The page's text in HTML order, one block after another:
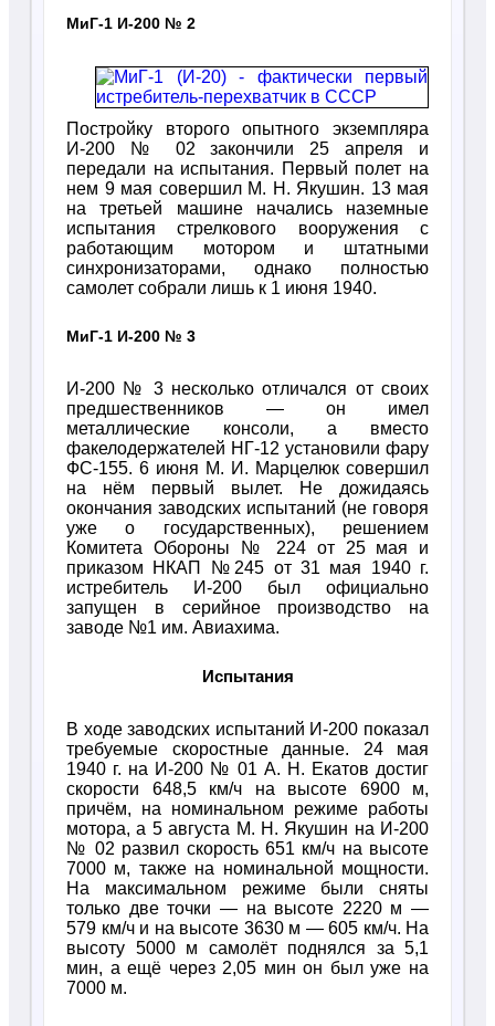
МиГ-1 И-200 № 2
Постройку второго опытного экземпляра
И-200 № 02 закончили 25 апреля и
передали на испытания. Первый полет на
нем 9 мая совершил М. Н. Якушин. 13 мая
на третьей машине начались наземные
испытания стрелкового вооружения с
работающим мотором и штатными
синхронизаторами, однако полностью
самолет собрали лишь к 1 июня 1940.
МиГ-1 И-200 № 3
И-200 № 3 несколько отличался от своих
предшественников — он имел
металлические консоли, а вместо
факелодержателей НГ-12 установили фару
ФС-155. 6 июня М. И. Марцелюк совершил
на нём первый вылет. Не дожидаясь
окончания заводских испытаний (не говоря
уже о государственных), решением
Комитета Обороны № 224 от 25 мая и
приказом НКАП №245 от 31 мая 1940 г.
истребитель И-200 был официально
запущен в серийное производство на
заводе №1 им. Авиахима.
Испытания
В ходе заводских испытаний И-200 показал
требуемые скоростные данные. 24 мая
1940 г. на И-200 № 01 А. Н. Екатов достиг
скорости 648,5 км/ч на высоте 6900 м,
причём, на номинальном режиме работы
мотора, а 5 августа М. Н. Якушин на И-200
№ 02 развил скорость 651 км/ч на высоте
7000 м, также на номинальной мощности.
На максимальном режиме были сняты
только две точки — на высоте 2220 м —
579 км/ч и на высоте 3630 м — 605 км/ч. На
высоту 5000 м самолёт поднялся за 5,1
мин, а ещё через 2,05 мин он был уже на
7000 м.